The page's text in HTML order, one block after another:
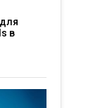
в